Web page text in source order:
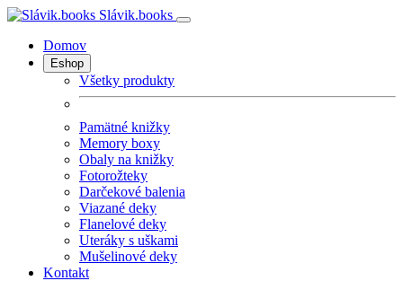
Slávik.books
Domov
Eshop
Všetky produkty
Pamätné knižky
Memory boxy
Obaly na knižky
Fotorožteky
Darčekové balenia
Viazané deky
Flanelové deky
Uteráky s uškami
Mušelinové deky
Kontakt